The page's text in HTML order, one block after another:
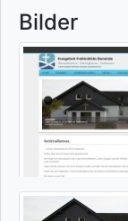
Bilder